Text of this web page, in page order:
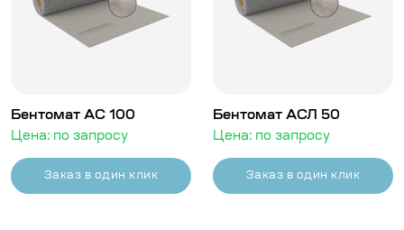
Бентомат АС 100
Цена: по запросу
Заказ в один клик
Бентомат АСЛ 50
Цена: по запросу
Заказ в один клик